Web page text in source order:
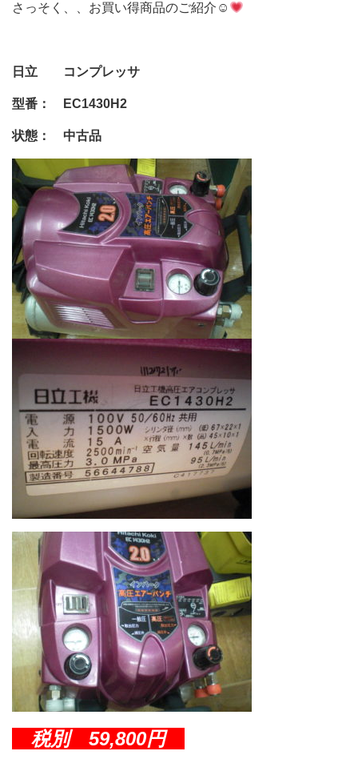
さっそく、、お買い得商品のご紹介☺
日立 コンプレッサ
型番： EC1430H2
状態： 中古品
税別 59,800円